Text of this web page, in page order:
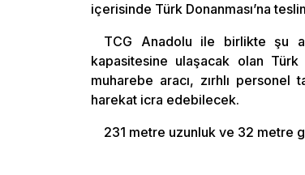
içerisinde Türk Donanması’na
TCG Anadolu ile birlikte şu
kapasitesine ulaşacak olan
muharebe aracı, zırhlı personel
harekat icra edebilecek.
231 metre uzunluk ve 32 metre